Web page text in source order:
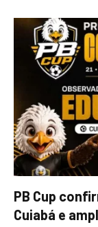
PB Cup
Cuiabá e